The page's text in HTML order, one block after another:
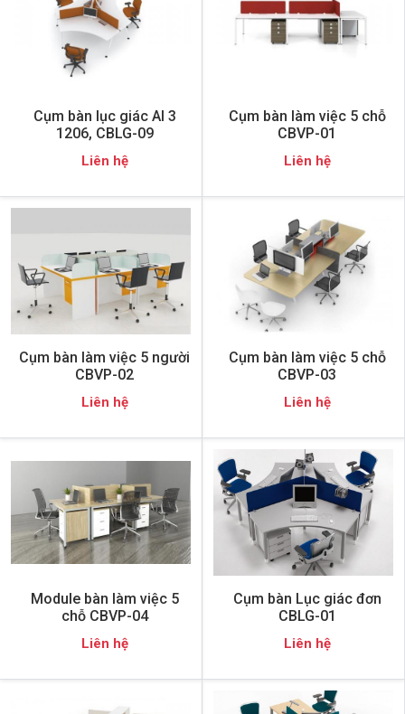
Cụm bàn lục giác AI 3
1206, CBLG-09
Liên hệ
Cụm bàn làm việc 5 chỗ
CBVP-01
Liên hệ
Cụm bàn làm việc 5 người
CBVP-02
Liên hệ
Cụm bàn làm việc 5 chỗ
CBVP-03
Liên hệ
Module bàn làm việc 5
chỗ CBVP-04
Liên hệ
Cụm bàn Lục giác đơn
CBLG-01
Liên hệ